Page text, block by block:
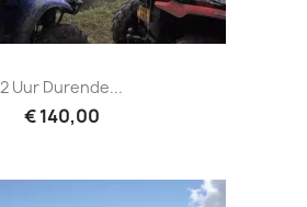
2 Uur Durende...
€ 140,00